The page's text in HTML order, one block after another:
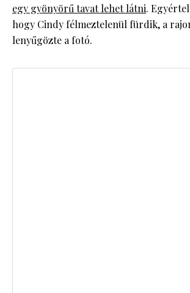
egy gyönyörű tavat lehet látni.
hogy Cindy félmeztelenül fürdik, a
lenyűgözte a fotó.